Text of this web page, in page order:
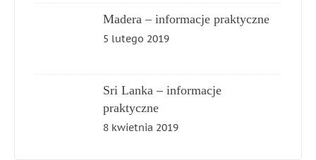
Madera – informacje praktyczne
5 lutego 2019
Sri Lanka – informacje
praktyczne
8 kwietnia 2019